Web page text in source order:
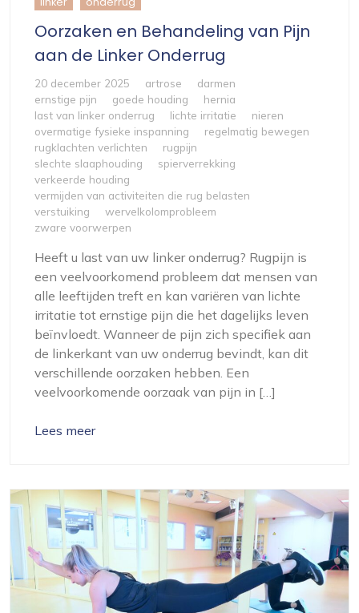
Oorzaken en Behandeling van Pijn
aan de Linker Onderrug
20 december 2025 artrose
darmen
ernstige pijn
goede houding
hernia
last van linker onderrug
lichte irritatie
nieren
overmatige fysieke inspanning
regelmatig bewegen
rugklachten verlichten
rugpijn
slechte slaaphouding
spierverrekking
verkeerde houding
vermijden van activiteiten die rug belasten
verstuiking
wervelkolomprobleem
zware voorwerpen
Heeft u last van uw linker onderrug? Rugpijn is
een veelvoorkomend probleem dat mensen van
alle leeftijden treft en kan variëren van lichte
irritatie tot ernstige pijn die het dagelijks leven
beïnvloedt. Wanneer de pijn zich specifiek aan
de linkerkant van uw onderrug bevindt, kan dit
verschillende oorzaken hebben. Een
veelvoorkomende oorzaak van pijn in […]
Lees meer